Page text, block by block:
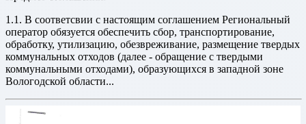
1.1. В соответсвии с настоящим соглашением Региональный
оператор обязуется обеспечить сбор, транспортирование,
обработку, утилизацию, обезвреживание, размещение твердых
коммунальных отходов (далее - обращение с твердыми
коммунальными отходами), образующихся в западной зоне
Вологодской области...